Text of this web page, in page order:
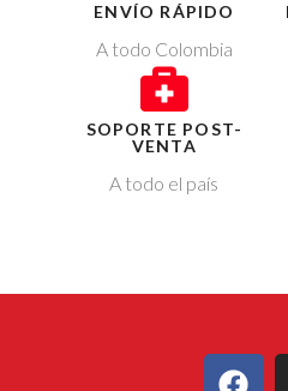
ENVÍO RÁPIDO
A todo Colombia
SOPORTE POST-
VENTA
A todo el país